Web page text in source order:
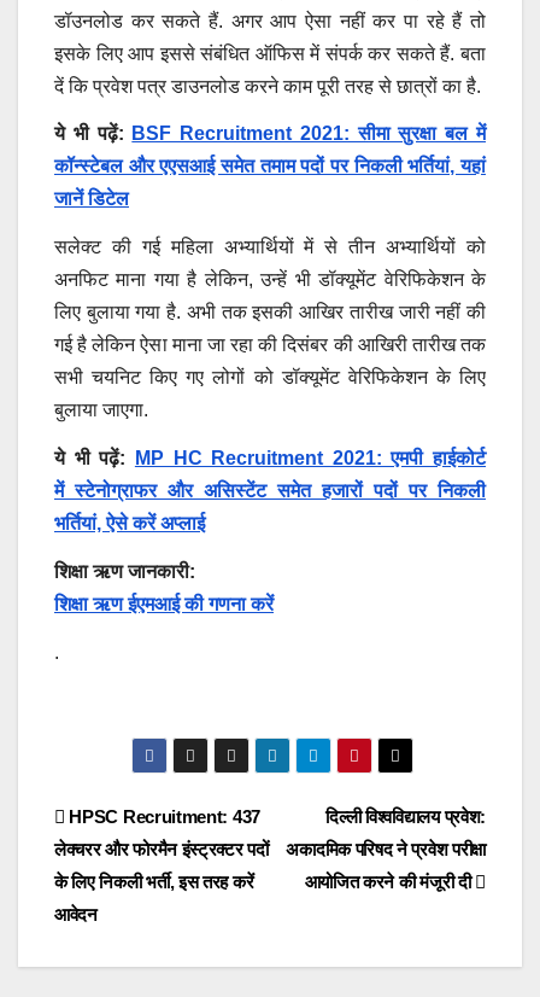
डॉउनलोड कर सकते हैं. अगर आप ऐसा नहीं कर पा रहे हैं तो
इसके लिए आप इससे संबंधित ऑफिस में संपर्क कर सकते हैं. बता
दें कि प्रवेश पत्र डाउनलोड करने काम पूरी तरह से छात्रों का है.
ये भी पढ़ें: BSF Recruitment 2021: सीमा सुरक्षा बल में
कॉन्स्टेबल और एएसआई समेत तमाम पदों पर निकली भर्तियां, यहां
जानें डिटेल
सलेक्ट की गई महिला अभ्यार्थियों में से तीन अभ्यार्थियों को
अनफिट माना गया है लेकिन, उन्हें भी डॉक्यूमेंट वेरिफिकेशन के
लिए बुलाया गया है. अभी तक इसकी आखिर तारीख जारी नहीं की
गई है लेकिन ऐसा माना जा रहा की दिसंबर की आखिरी तारीख तक
सभी चयनिट किए गए लोगों को डॉक्यूमेंट वेरिफिकेशन के लिए
बुलाया जाएगा.
ये भी पढ़ें:
MP HC Recruitment 2021: एमपी हाईकोर्ट
में स्टेनोग्राफर और असिस्टेंट समेत हजारों पदों पर निकली
भर्तियां, ऐसे करें अप्लाई
शिक्षा ऋण जानकारी:
शिक्षा ऋण ईएमआई की गणना करें
.
Post
navigation
दिल्ली विश्वविद्यालय प्रवेश:
अकादमिक परिषद ने प्रवेश परीक्षा
आयोजित करने की मंजूरी दी
HPSC Recruitment: 437
लेक्चरर और फोरमैन इंस्ट्रक्टर पदों
के लिए निकली भर्ती, इस तरह करें
आवेदन